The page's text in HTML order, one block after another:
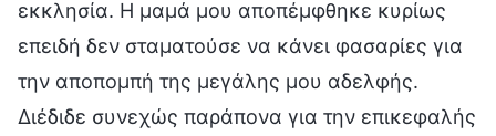
εκκλησία. Η μαμά μου αποπέμφθηκε κυρίως
επειδή δεν σταματούσε να κάνει φασαρίες για
την αποπομπή της μεγάλης μου αδελφής.
Διέδιδε συνεχώς παράπονα για την επικεφαλής